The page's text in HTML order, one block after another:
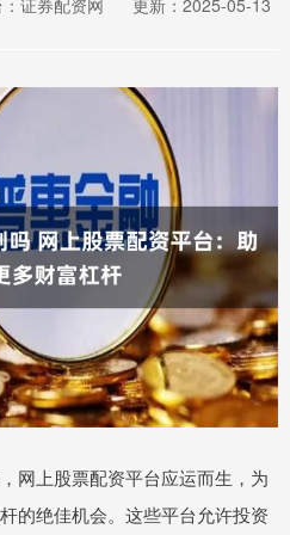
证券配资网
更新：2025-05-13
网上股票配资平台应运而生，为
的绝佳机会。这些平台允许投资